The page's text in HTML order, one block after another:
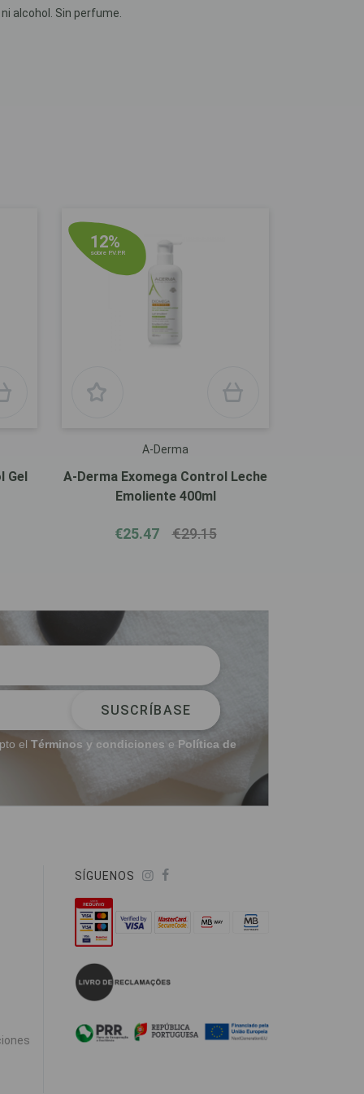
alcohol. Sin perfume.
Gel
12%
sobre P.V.P.R
A-Derma
A-Derma Exomega Control Leche
Emoliente 400ml
€25.47 €29.15
SUSCRÍBASE
el Términos y condiciones e Política de
SÍGUENOS